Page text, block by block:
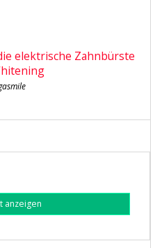
elektrische Zahnbürste
anzeigen